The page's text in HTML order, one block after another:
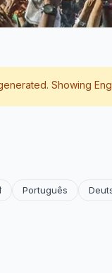
Showing
Português